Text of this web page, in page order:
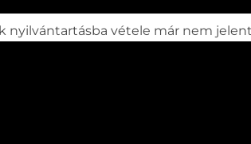
nyilvántartásba vétele már nem